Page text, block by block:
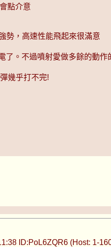
點介意
勢，高速性能飛起來很滿意
。不過噴射愛做多餘的動
幾乎打不完!
ID:PoL6ZQR6 (Host: 1-